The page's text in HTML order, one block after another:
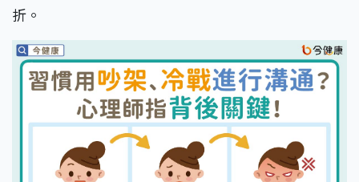
折。